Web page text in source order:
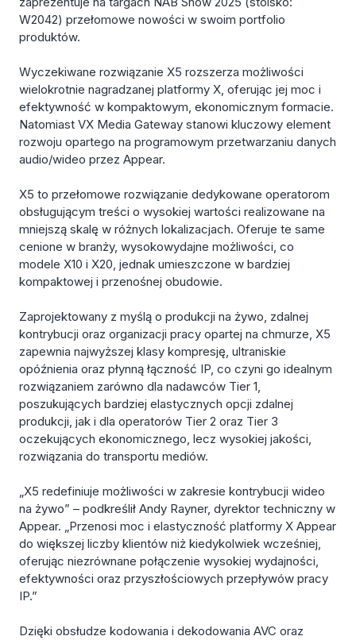
W2042) przełomowe nowości w swoim portfolio
produktów.
Wyczekiwane rozwiązanie X5 rozszerza możliwości
wielokrotnie nagradzanej platformy X, oferując jej moc i
efektywność w kompaktowym, ekonomicznym formacie.
Natomiast VX Media Gateway stanowi kluczowy element
rozwoju opartego na programowym przetwarzaniu danych
audio/wideo przez Appear.
X5 to przełomowe rozwiązanie dedykowane operatorom
obsługującym treści o wysokiej wartości realizowane na
mniejszą skalę w różnych lokalizacjach. Oferuje te same
cenione w branży, wysokowydajne możliwości, co
modele X10 i X20, jednak umieszczone w bardziej
kompaktowej i przenośnej obudowie.
Zaprojektowany z myślą o produkcji na żywo, zdalnej
kontrybucji oraz organizacji pracy opartej na chmurze, X5
zapewnia najwyższej klasy kompresję, ultraniskie
opóźnienia oraz płynną łączność IP, co czyni go idealnym
rozwiązaniem zarówno dla nadawców Tier 1,
poszukujących bardziej elastycznych opcji zdalnej
produkcji, jak i dla operatorów Tier 2 oraz Tier 3
oczekujących ekonomicznego, lecz wysokiej jakości,
rozwiązania do transportu mediów.
„X5 redefiniuje możliwości w zakresie kontrybucji wideo
na żywo” – podkreślił Andy Rayner, dyrektor techniczny w
Appear. „Przenosi moc i elastyczność platformy X Appear
do większej liczby klientów niż kiedykolwiek wcześniej,
oferując niezrównane połączenie wysokiej wydajności,
efektywności oraz przyszłościowych przepływów pracy
IP.”
Dzięki obsłudze kodowania i dekodowania AVC oraz